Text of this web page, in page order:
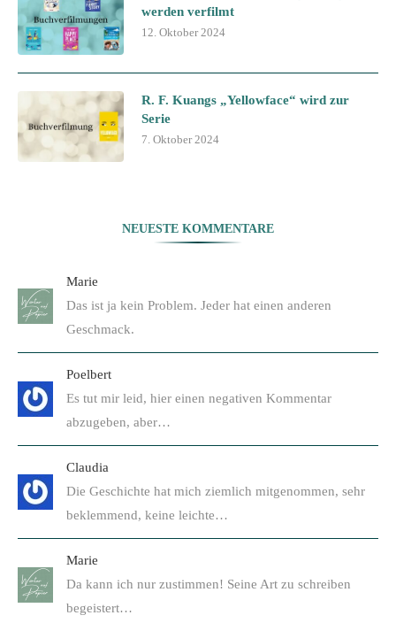
werden verfilmt
12. Oktober 2024
R. F. Kuangs „Yellowface“ wird zur
Serie
7. Oktober 2024
NEUESTE KOMMENTARE
Marie
Das ist ja kein Problem. Jeder hat einen anderen
Geschmack.
Poelbert
Es tut mir leid, hier einen negativen Kommentar
abzugeben, aber…
Claudia
Die Geschichte hat mich ziemlich mitgenommen, sehr
beklemmend, keine leichte…
Marie
Da kann ich nur zustimmen! Seine Art zu schreiben
begeistert…